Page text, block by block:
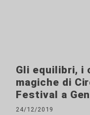
Gli equilibri, i
magiche di
Festival a
24/12/2019